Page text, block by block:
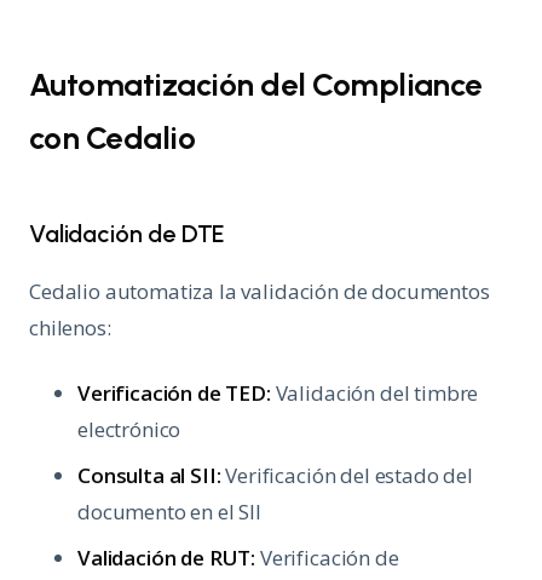
Automatización del Compliance
con Cedalio
Validación de DTE
Cedalio automatiza la validación de documentos
chilenos:
Verificación de TED: Validación del timbre
electrónico
Consulta al SII:Verificación del estado del
documento en el SII
Validación de RUT: Verificación de